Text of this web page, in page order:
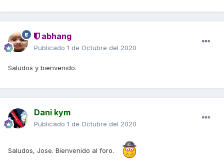
abhang
Publicado 1 de Octubre del 2020
Saludos y bienvenido.
Dani kym
Publicado 1 de Octubre del 2020
Saludos, Jose. Bienvenido al foro.